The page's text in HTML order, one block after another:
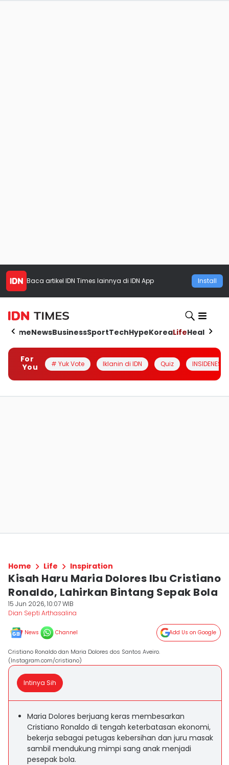
Baca artikel IDN Times lainnya di IDN App Install
HomeNewsBusinessSportTechHypeKoreaLifeHealth
For
You
# Yuk Vote Iklanin di IDN Quiz INSIDENESIA
Home Life Inspiration
Kisah Haru Maria Dolores Ibu Cristiano
Ronaldo, Lahirkan Bintang Sepak Bola
15 Jun 2026, 10:07 WIB
Dian Septi Arthasalina
News Channel Add Us on Google
Cristiano Ronaldo dan Maria Dolores dos Santos Aveiro.
(Instagram.com/cristiano)
Intinya Sih
Maria Dolores berjuang keras membesarkan
Cristiano Ronaldo di tengah keterbatasan ekonomi,
bekerja sebagai petugas kebersihan dan juru masak
sambil mendukung mimpi sang anak menjadi
pesepak bola.